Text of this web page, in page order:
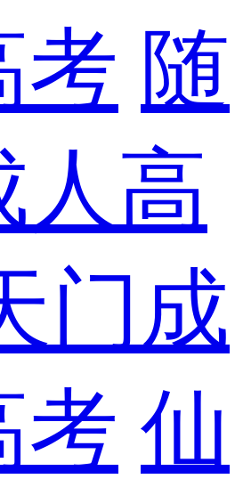
考 随
人高
门成
考 仙